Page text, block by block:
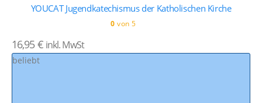
YOUCAT Jugendkatechismus der Katholischen Kirche
0 von 5
16,95€ inkl. MwSt
beliebt